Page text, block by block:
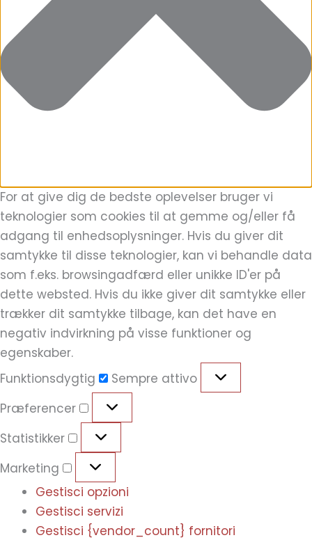
For at give dig de bedste oplevelser bruger vi
teknologier som cookies til at gemme og/eller få
adgang til enhedsoplysninger. Hvis du giver dit
samtykke til disse teknologier, kan vi behandle data
som f.eks. browsingadfærd eller unikke ID'er på
dette websted. Hvis du ikke giver dit samtykke eller
trækker dit samtykke tilbage, kan det have en
negativ indvirkning på visse funktioner og
egenskaber.
Funktionsdygtig
Sempre attivo
Præferencer
Statistikker
Marketing
Gestisci opzioni
Gestisci servizi
Gestisci {vendor_count} fornitori